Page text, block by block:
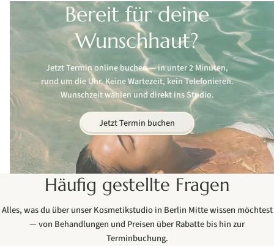
Bereit für deine
Wunschhaut?
Jetzt Termin online buchen — in unter 2 Minuten,
rund um die Uhr. Keine Wartezeit, kein Telefonieren.
Wunschzeit wählen und direkt ins Studio.
Jetzt Termin buchen
Häufig gestellte Fragen
Alles, was du über unser Kosmetikstudio in Berlin Mitte wissen möchtest
— von Behandlungen und Preisen über Rabatte bis hin zur
Terminbuchung.